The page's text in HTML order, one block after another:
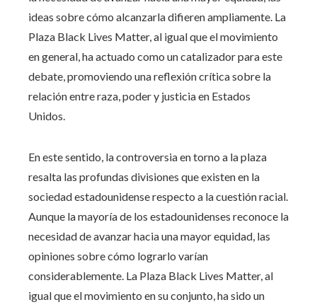
ideas sobre cómo alcanzarla difieren ampliamente. La
Plaza Black Lives Matter, al igual que el movimiento
en general, ha actuado como un catalizador para este
debate, promoviendo una reflexión crítica sobre la
relación entre raza, poder y justicia en Estados
Unidos.
En este sentido, la controversia en torno a la plaza
resalta las profundas divisiones que existen en la
sociedad estadounidense respecto a la cuestión racial.
Aunque la mayoría de los estadounidenses reconoce la
necesidad de avanzar hacia una mayor equidad, las
opiniones sobre cómo lograrlo varían
considerablemente. La Plaza Black Lives Matter, al
igual que el movimiento en su conjunto, ha sido un